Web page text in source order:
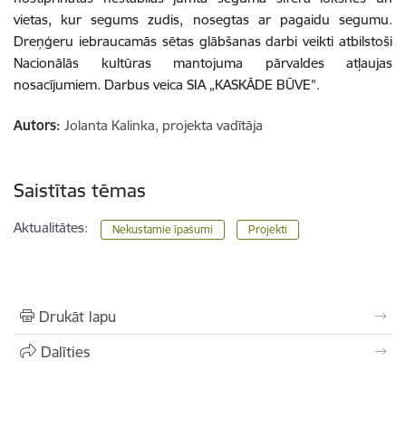
vietas, kur segums zudis, nosegtas ar pagaidu segumu.
Dreņģeru iebraucamās sētas glābšanas darbi veikti atbilstoši
Nacionālās kultūras mantojuma pārvaldes atļaujas
nosacījumiem. Darbus veica SIA „KASKĀDE BŪVE”.
Autors: Jolanta Kalinka, projekta vadītāja
Saistītas tēmas
Aktualitātes: Nekustamie īpašumi Projekti
Drukāt lapu
Dalīties